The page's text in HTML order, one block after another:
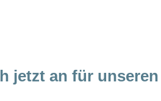
jetzt an für